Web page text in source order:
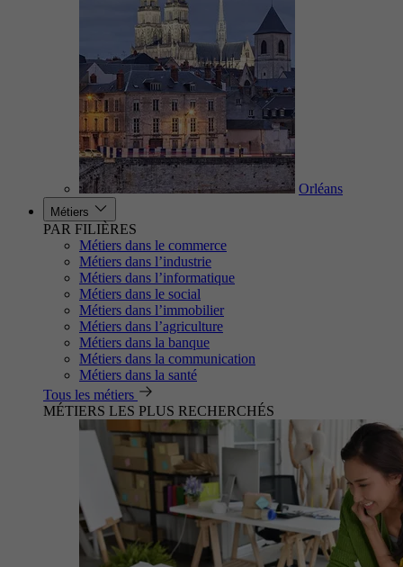
Orléans
Métiers
PAR FILIÈRES
Métiers dans le commerce
Métiers dans l’industrie
Métiers dans l’informatique
Métiers dans le social
Métiers dans l’immobilier
Métiers dans l’agriculture
Métiers dans la banque
Métiers dans la communication
Métiers dans la santé
Tous les métiers
MÉTIERS LES PLUS RECHERCHÉS